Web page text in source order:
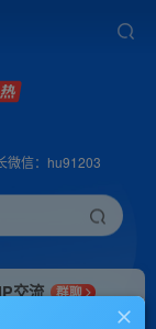
微信：hu91203
交流
群聊
研究探讨更多创业项目路子。